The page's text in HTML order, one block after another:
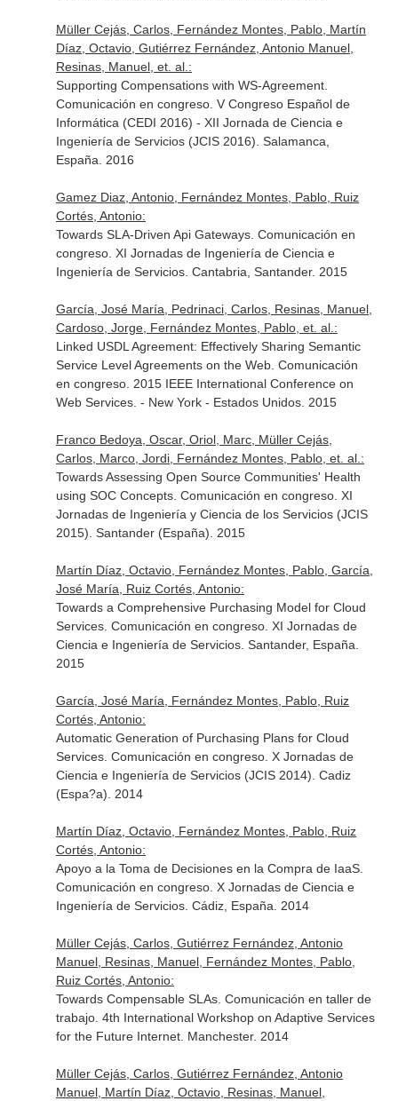
Müller Cejás, Carlos, Fernández Montes, Pablo, Martín
Díaz, Octavio, Gutiérrez Fernández, Antonio Manuel,
Resinas, Manuel, et. al.:
Supporting Compensations with WS-Agreement.
Comunicación en congreso. V Congreso Español de
Informática (CEDI 2016) - XII Jornada de Ciencia e
Ingeniería de Servicios (JCIS 2016). Salamanca,
España. 2016
Gamez Diaz, Antonio, Fernández Montes, Pablo, Ruiz
Cortés, Antonio:
Towards SLA-Driven Api Gateways. Comunicación en
congreso. XI Jornadas de Ingeniería de Ciencia e
Ingeniería de Servicios. Cantabria, Santander. 2015
García, José María, Pedrinaci, Carlos, Resinas, Manuel,
Cardoso, Jorge, Fernández Montes, Pablo, et. al.:
Linked USDL Agreement: Effectively Sharing Semantic
Service Level Agreements on the Web. Comunicación
en congreso. 2015 IEEE International Conference on
Web Services. - New York - Estados Unidos. 2015
Franco Bedoya, Oscar, Oriol, Marc, Müller Cejás,
Carlos, Marco, Jordi, Fernández Montes, Pablo, et. al.:
Towards Assessing Open Source Communities' Health
using SOC Concepts. Comunicación en congreso. XI
Jornadas de Ingeniería y Ciencia de los Servicios (JCIS
2015). Santander (España). 2015
Martín Díaz, Octavio, Fernández Montes, Pablo, García,
José María, Ruiz Cortés, Antonio:
Towards a Comprehensive Purchasing Model for Cloud
Services. Comunicación en congreso. XI Jornadas de
Ciencia e Ingeniería de Servicios. Santander, España.
2015
García, José María, Fernández Montes, Pablo, Ruiz
Cortés, Antonio:
Automatic Generation of Purchasing Plans for Cloud
Services. Comunicación en congreso. X Jornadas de
Ciencia e Ingeniería de Servicios (JCIS 2014). Cadiz
(Espa?a). 2014
Martín Díaz, Octavio, Fernández Montes, Pablo, Ruiz
Cortés, Antonio:
Apoyo a la Toma de Decisiones en la Compra de IaaS.
Comunicación en congreso. X Jornadas de Ciencia e
Ingeniería de Servicios. Cádiz, España. 2014
Müller Cejás, Carlos, Gutiérrez Fernández, Antonio
Manuel, Resinas, Manuel, Fernández Montes, Pablo,
Ruiz Cortés, Antonio:
Towards Compensable SLAs. Comunicación en taller de
trabajo. 4th International Workshop on Adaptive Services
for the Future Internet. Manchester. 2014
Müller Cejás, Carlos, Gutiérrez Fernández, Antonio
Manuel, Martín Díaz, Octavio, Resinas, Manuel,